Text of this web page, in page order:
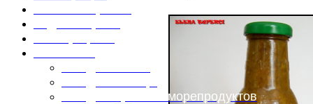
Блюда из рыбы и морепродуктов